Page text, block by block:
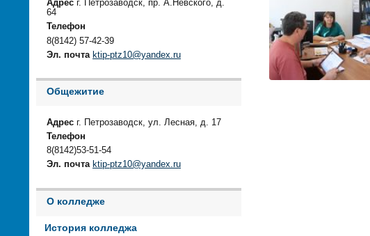
Адрес г. Петрозаводск, пр. А.Невского, д.
64
Телефон
8(8142) 57-42-39
Эл. почта ktip-ptz10@yandex.ru
Общежитие
Адрес г. Петрозаводск, ул. Лесная, д. 17
Телефон
8(8142)53-51-54
Эл. почта ktip-ptz10@yandex.ru
О колледже
История колледжа